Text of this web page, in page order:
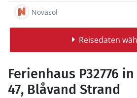
Novasol
Reisedaten
Ferienhaus P32776
47, Blåvand Strand